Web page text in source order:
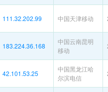
111.32.202.99 中国天津移动
183.224.36.168
中国云南昆明
移动
42.101.53.25
中国黑龙江哈
尔滨电信